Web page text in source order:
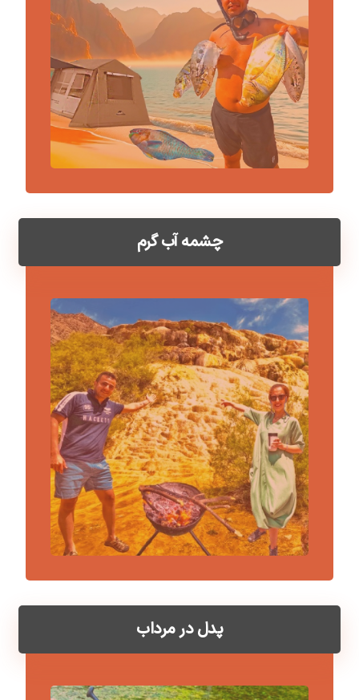
چشمه آب گرم
پدل در مرداب